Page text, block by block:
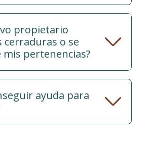
propietario
cerraduras o se
mis pertenencias?
ayuda para